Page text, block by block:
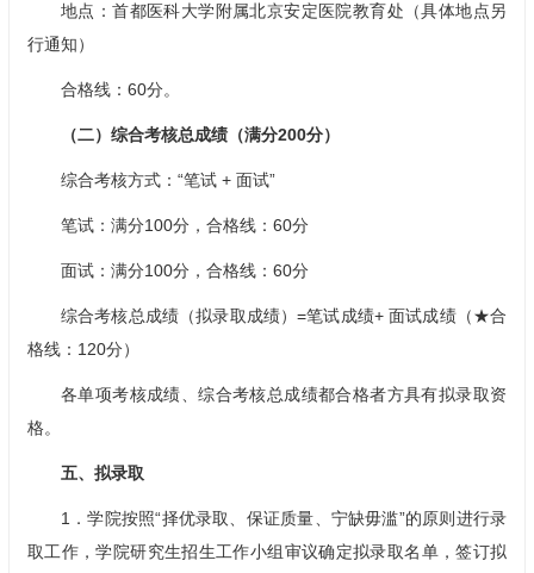
地点：首都医科大学附属北京安定医院教育处（具体地点另
行通知）
合格线：60分。
（二）综合考核总成绩（满分200分）
综合考核方式：“笔试 + 面试”
笔试：满分100分，合格线：60分
面试：满分100分，合格线：60分
综合考核总成绩（拟录取成绩）=笔试成绩+ 面试成绩（★合
格线：120分）
各单项考核成绩、综合考核总成绩都合格者方具有拟录取资
格。
五、拟录取
1．学院按照“择优录取、保证质量、宁缺毋滥”的原则进行录
取工作，学院研究生招生工作小组审议确定拟录取名单，签订拟